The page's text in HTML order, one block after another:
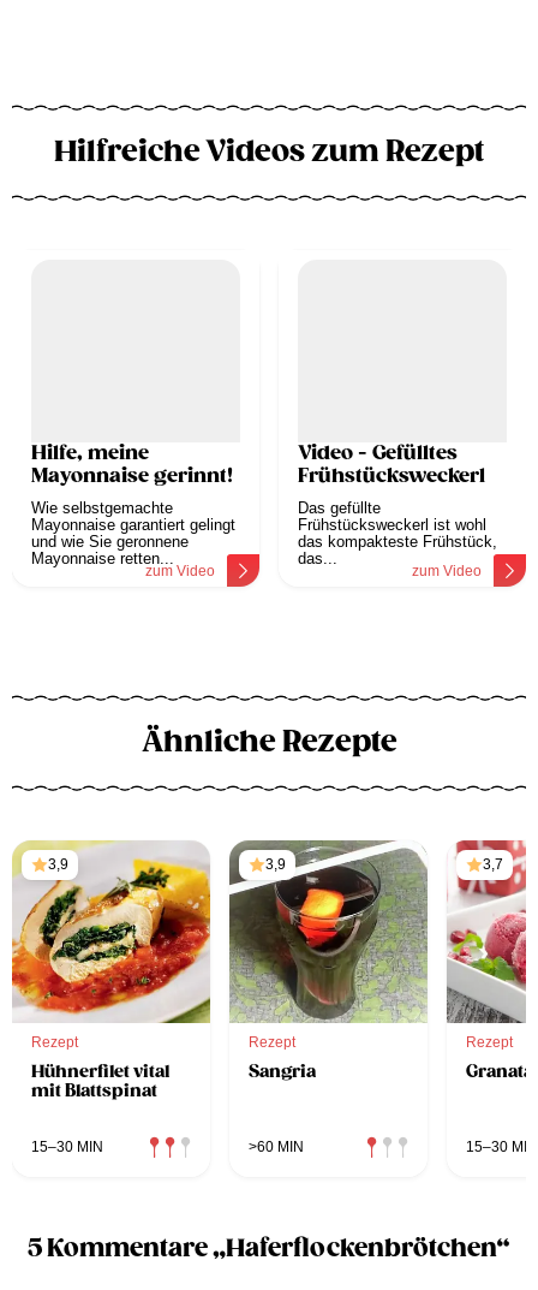
Hilfreiche Videos zum Rezept
Hilfe, meine
Mayonnaise gerinnt!
Wie selbstgemachte
Mayonnaise garantiert gelingt
und wie Sie geronnene
Mayonnaise retten...
zum Video
Video - Gefülltes
Frühstücksweckerl
Das gefüllte
Frühstücksweckerl ist wohl
das kompakteste Frühstück,
das...
zum Video
Ähnliche Rezepte
3,9
Rezept
Hühnerfilet vital
mit Blattspinat
15–30 MIN
3,9
Rezept
Sangria
>60 MIN
3,7
Rezept
15–30 MIN
5 Kommentare „Haferflockenbrötchen“